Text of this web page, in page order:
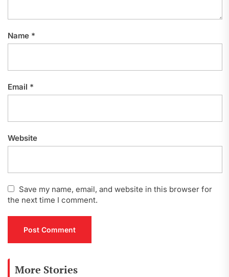
Name *
Email *
Website
Save my name, email, and website in this browser for
the next time I comment.
More Stories